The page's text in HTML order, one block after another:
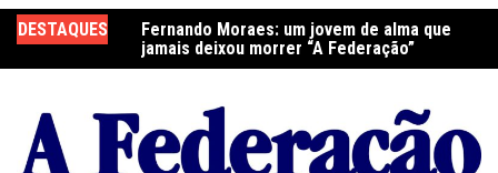
para
o
DESTAQUES
a Festa do
Fernando Moraes: um jovem de alma que
jamais deixou morrer “A Federação”